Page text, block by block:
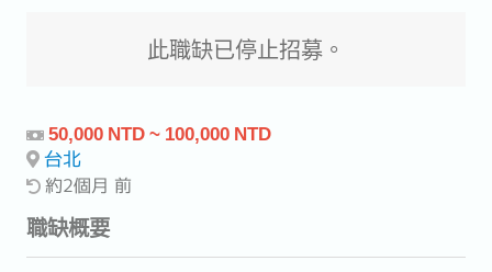
此職缺已停止招募。
50,000 NTD ~ 100,000 NTD
台北
約2個月 前
職缺概要